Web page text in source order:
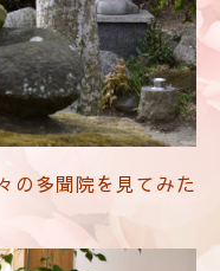
の多聞院を見てみた